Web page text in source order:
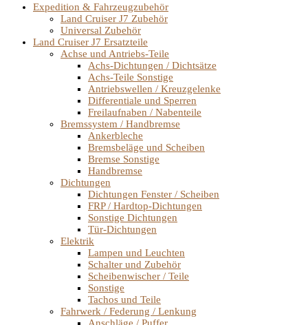
Expedition & Fahrzeugzubehör
Land Cruiser J7 Zubehör
Universal Zubehör
Land Cruiser J7 Ersatzteile
Achse und Antriebs-Teile
Achs-Dichtungen / Dichtsätze
Achs-Teile Sonstige
Antriebswellen / Kreuzgelenke
Differentiale und Sperren
Freilaufnaben / Nabenteile
Bremssystem / Handbremse
Ankerbleche
Bremsbeläge und Scheiben
Bremse Sonstige
Handbremse
Dichtungen
Dichtungen Fenster / Scheiben
FRP / Hardtop-Dichtungen
Sonstige Dichtungen
Tür-Dichtungen
Elektrik
Lampen und Leuchten
Schalter und Zubehör
Scheibenwischer / Teile
Sonstige
Tachos und Teile
Fahrwerk / Federung / Lenkung
Anschläge / Puffer